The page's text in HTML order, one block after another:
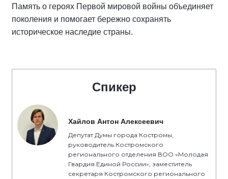
Память о героях Первой мировой войны объединяет
поколения и помогает бережно сохранять
историческое наследие страны.
Спикер
Хайлов Антон Алексеевич
Депутат Думы города Костромы,
руководитель Костромского
регионального отделения ВОО «Молодая
Гвардия Единой России», заместитель
секретаря Костромского регионального